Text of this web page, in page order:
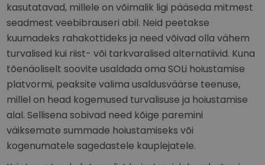
kasutatavad, millele on võimalik ligi pääseda mitmest
seadmest veebibrauseri abil. Neid peetakse
kuumadeks rahakottideks ja need võivad olla vähem
turvalised kui riist- või tarkvaralised alternatiivid. Kuna
tõenäoliselt soovite usaldada oma SOLi hoiustamise
platvormi, peaksite valima usaldusväärse teenuse,
millel on head kogemused turvalisuse ja hoiustamise
alal. Sellisena sobivad need kõige paremini
väiksemate summade hoiustamiseks või
kogenumatele sagedastele kauplejatele.